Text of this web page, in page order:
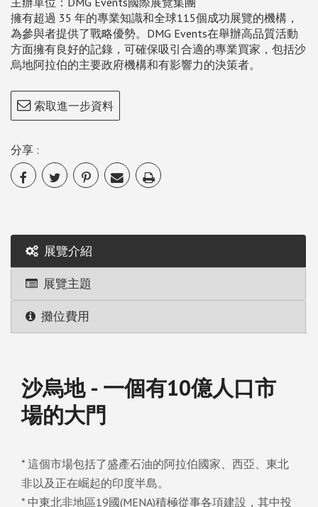
擁有超過 35 年的專業知識和全球115個成功展覽的機構，
為參與者提供了戰略優勢。DMG Events在舉辦高品質活動
方面擁有良好的記錄，可確保吸引合適的專業買家，包括沙
烏地阿拉伯的主要政府機構和有影響力的決策者。
索取進一步資料
分享 :
展覽介紹
展覽主題
攤位費用
沙烏地 - 一個有10億人口市
場的大門
* 這個市場包括了盛產石油的阿拉伯國家、西亞、東北
非以及正在崛起的印度半島。
* 中東北非地區19國(MENA)積極從事各項建設，其中投